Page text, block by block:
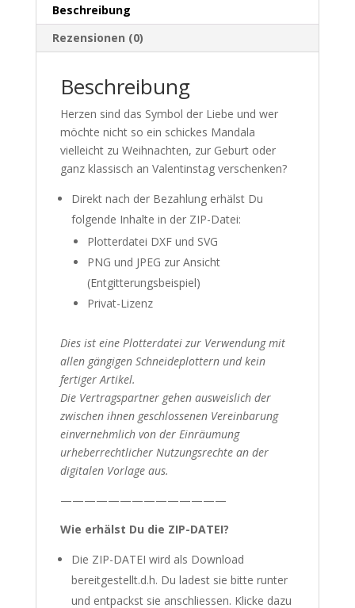
Beschreibung
Rezensionen (0)
Beschreibung
Herzen sind das Symbol der Liebe und wer
möchte nicht so ein schickes Mandala
vielleicht zu Weihnachten, zur Geburt oder
ganz klassisch an Valentinstag verschenken?
Direkt nach der Bezahlung erhälst Du
folgende Inhalte in der ZIP-Datei:
Plotterdatei DXF und SVG
PNG und JPEG zur Ansicht
(Entgitterungsbeispiel)
Privat-Lizenz
Dies ist eine Plotterdatei zur Verwendung mit
allen gängigen Schneideplottern und kein
fertiger Artikel.
Die Vertragspartner gehen ausweislich der
zwischen ihnen geschlossenen Vereinbarung
einvernehmlich von der Einräumung
urheberrechtlicher Nutzungsrechte an der
digitalen Vorlage aus.
——————————————
Wie erhälst Du die ZIP-DATEI?
Die ZIP-DATEI wird als Download
bereitgestellt.d.h. Du ladest sie bitte runter
und entpackst sie anschliessen. Klicke dazu